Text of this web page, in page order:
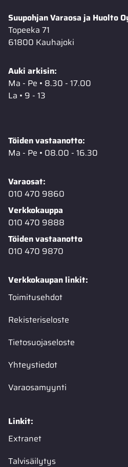
Suupohjan Varaosa ja Huolto
Topeeka 71
61800 Kauhajoki
Auki arkisin:
Ma - Pe • 8.30 - 17.00
La • 9 - 13
Töiden vastaanotto:
Ma - Pe • 08.00 - 16.30
Varaosat:
010 470 9860
Verkkokauppa
010 470 9888
Töiden vastaanotto
010 470 9870
Verkkokaupan linkit:
Toimitusehdot
Rekisteriseloste
Tietosuojaseloste
Yhteystiedot
Varaosamyynti
Linkit:
Extranet
Talvisäilytys